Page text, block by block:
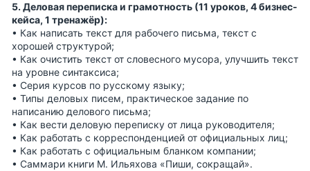
5. Деловая переписка и грамотность (11 уроков, 4 бизнес-
кейса, 1 тренажёр):
• Как написать текст для рабочего письма, текст с
хорошей структурой;
• Как очистить текст от словесного мусора, улучшить текст
на уровне синтаксиса;
• Серия курсов по русскому языку;
• Типы деловых писем, практическое задание по
написанию делового письма;
• Как вести деловую переписку от лица руководителя;
• Как работать с корреспонденцией от официальных лиц;
• Как работать с официальным бланком компании;
• Саммари книги М. Ильяхова «Пиши, сокращай».